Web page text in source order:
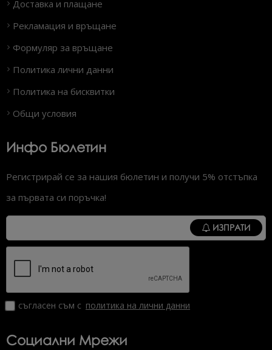
Доставка и плащане
Рекламация и връщане
Формуляр за връщане
Политика лични данни
Политика на бисквитки
Общи условия
Инфо Бюлетин
Регистрирай се за нашия бюлетин и получи 5% отстъпка
за първата си поръчка!
ИЗПРАТИ
съгласен съм с политика на лични данни
Социални Мрежи